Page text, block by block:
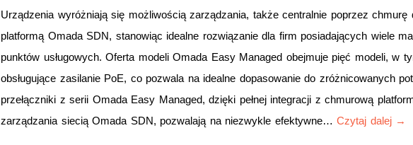
Urządzenia wyróżniają się możliwością zarządzania, także centralnie poprzez chmurę
platformą Omada SDN, stanowiąc idealne rozwiązanie dla firm posiadających wiele
punktów usługowych. Oferta modeli Omada Easy Managed obejmuje pięć modeli, w
obsługujące zasilanie PoE, co pozwala na idealne dopasowanie do zróżnicowanych
przełączniki z serii Omada Easy Managed, dzięki pełnej integracji z chmurową
zarządzania siecią Omada SDN, pozwalają na niezwykle efektywne… Czytaj dalej →